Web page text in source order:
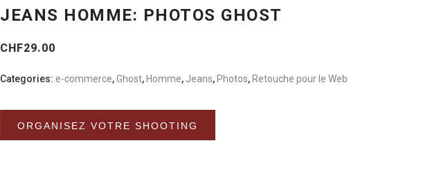
JEANS HOMME: PHOTOS GHOST
CHF29.00
Categories: e-commerce,Ghost, Homme, Jeans, Photos, Retouche pour le Web